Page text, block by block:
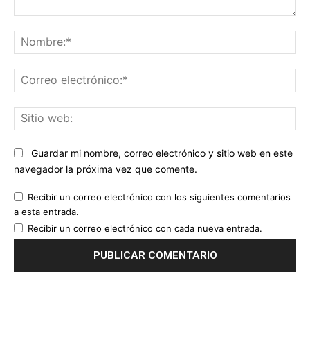
Guardar mi nombre, correo electrónico y sitio web en este
navegador la próxima vez que comente.
Recibir un correo electrónico con los siguientes comentarios
a esta entrada.
Recibir un correo electrónico con cada nueva entrada.